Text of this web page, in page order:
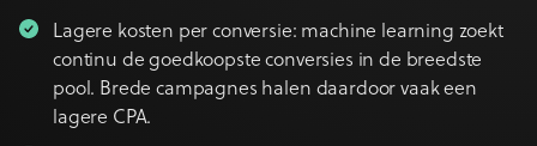
Lagere kosten per conversie: machine learning zoekt
continu de goedkoopste conversies in de breedste
pool. Brede campagnes halen daardoor vaak een
lagere CPA.